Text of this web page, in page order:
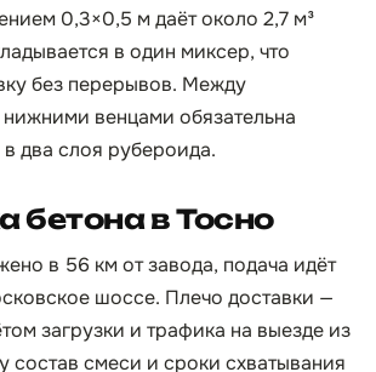
0,3×0,5 м даёт около 2,7 м³
в один миксер, что
без перерывов. Между
венцами обязательна
два слоя рубероида.
бетона в Тосно
в 56 км от завода, подача идёт
шоссе. Плечо доставки —
загрузки и трафика на выезде из
состав смеси и сроки схватывания